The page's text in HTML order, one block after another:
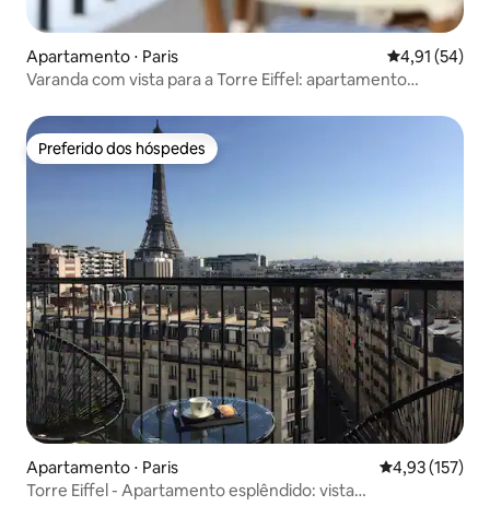
Apartamento ⋅ Paris 4,91 de uma
4,91 (54)
Varanda com vista para a Torre Eiffel: apartamento
Preferido dos hóspedes
Preferido dos hóspedes
Apartamento ⋅ Paris 4,93 de uma
4,93 (157)
Torre Eiffel - Apartamento esplêndido: vista